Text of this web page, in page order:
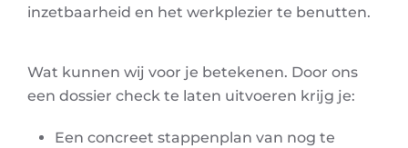
inzetbaarheid en het werkplezier te benutten.
Wat kunnen wij voor je betekenen. Door ons
een dossier check te laten uitvoeren krijg je:
Een concreet stappenplan van nog te